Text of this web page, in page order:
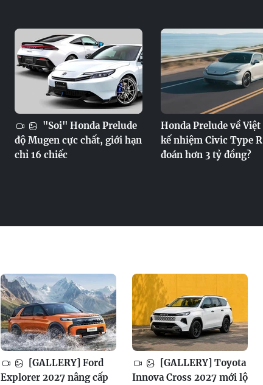
"Soi" Honda Prelude
độ Mugen cực chất, giới hạn
chỉ 16 chiếc
Honda Prelude về Việt
kế nhiệm Civic Type
đoán hơn 3 tỷ đồng?
[GALLERY] Ford
Explorer 2027 nâng cấp
[GALLERY] Toyota
Innova Cross 2027 mới lộ